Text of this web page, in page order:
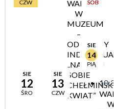
CZW
WAKACJE
W
MUZEUM
–
ODBIORCY
„NARYSUJ
SOBIE
CHEŁMIŃSKI
KWIAT”
SOB
SIE
12
ŚRO
SIE
13
CZW
SIE
14
PIĄ
10:30